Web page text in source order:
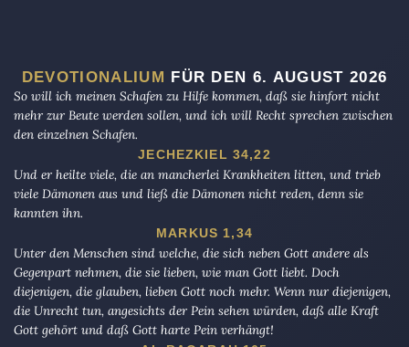
DEVOTIONALIUM FÜR DEN 6. AUGUST 2026
So will ich meinen Schafen zu Hilfe kommen, daß sie hinfort nicht
mehr zur Beute werden sollen, und ich will Recht sprechen zwischen
den einzelnen Schafen.
JECHEZKIEL 34,22
Und er heilte viele, die an mancherlei Krankheiten litten, und trieb
viele Dämonen aus und ließ die Dämonen nicht reden, denn sie
kannten ihn.
MARKUS 1,34
Unter den Menschen sind welche, die sich neben Gott andere als
Gegenpart nehmen, die sie lieben, wie man Gott liebt. Doch
diejenigen, die glauben, lieben Gott noch mehr. Wenn nur diejenigen,
die Unrecht tun, angesichts der Pein sehen würden, daß alle Kraft
Gott gehört und daß Gott harte Pein verhängt!